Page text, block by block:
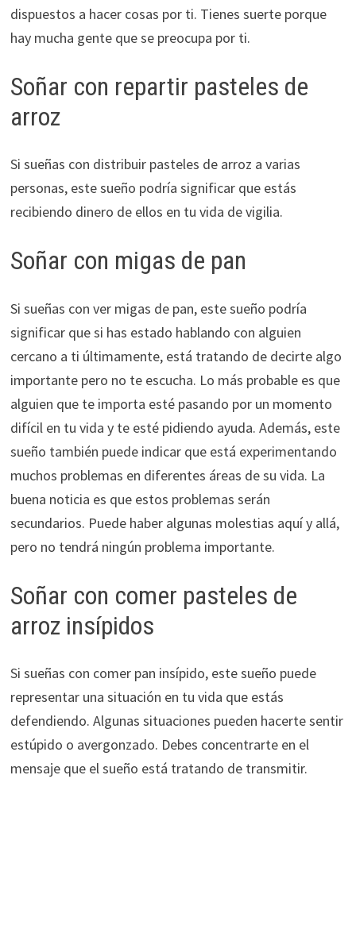
dispuestos a hacer cosas por ti. Tienes suerte porque
hay mucha gente que se preocupa por ti.
Soñar con repartir pasteles de
arroz
Si sueñas con distribuir pasteles de arroz a varias
personas, este sueño podría significar que estás
recibiendo dinero de ellos en tu vida de vigilia.
Soñar con migas de pan
Si sueñas con ver migas de pan, este sueño podría
significar que si has estado hablando con alguien
cercano a ti últimamente, está tratando de decirte algo
importante pero no te escucha. Lo más probable es que
alguien que te importa esté pasando por un momento
difícil en tu vida y te esté pidiendo ayuda. Además, este
sueño también puede indicar que está experimentando
muchos problemas en diferentes áreas de su vida. La
buena noticia es que estos problemas serán
secundarios. Puede haber algunas molestias aquí y allá,
pero no tendrá ningún problema importante.
Soñar con comer pasteles de
arroz insípidos
Si sueñas con comer pan insípido, este sueño puede
representar una situación en tu vida que estás
defendiendo. Algunas situaciones pueden hacerte sentir
estúpido o avergonzado. Debes concentrarte en el
mensaje que el sueño está tratando de transmitir.